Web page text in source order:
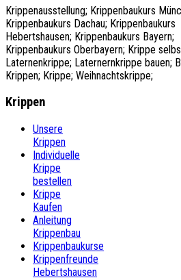
Krippenausstellung; Krippenbaukurs
Krippenbaukurs Dachau; Krippenbaukurs
Hebertshausen; Krippenbaukurs Bayern;
Krippenbaukurs Oberbayern; Krippe
Laternenkrippe; Laternernkrippe bauen;
Krippen; Krippe; Weihnachtskrippe;
Krippen
Unsere
Krippen
Individuelle
Krippe
bestellen
Krippe
Kaufen
Anleitung
Krippenbau
Krippenbaukurse
Krippenfreunde
Hebertshausen